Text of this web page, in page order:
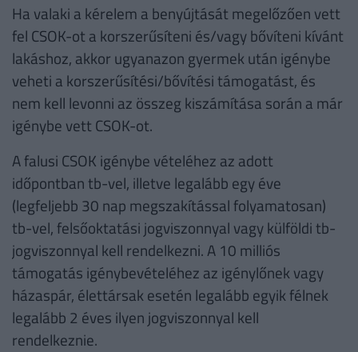
Ha valaki a kérelem a benyújtását megelőzően vett
fel CSOK-ot a korszerűsíteni és/vagy bővíteni kívánt
lakáshoz, akkor ugyanazon gyermek után igénybe
veheti a korszerűsítési/bővítési támogatást, és
nem kell levonni az összeg kiszámítása során a már
igénybe vett CSOK-ot.
A falusi CSOK igénybe vételéhez az adott
időpontban tb-vel, illetve legalább egy éve
(legfeljebb 30 nap megszakítással folyamatosan)
tb-vel, felsőoktatási jogviszonnyal vagy külföldi tb-
jogviszonnyal kell rendelkezni. A 10 milliós
támogatás igénybevételéhez az igénylőnek vagy
házaspár, élettársak esetén legalább egyik félnek
legalább 2 éves ilyen jogviszonnyal kell
rendelkeznie.